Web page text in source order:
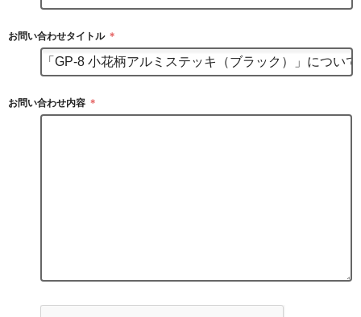
お問い合わせタイトル ＊
お問い合わせ内容 ＊